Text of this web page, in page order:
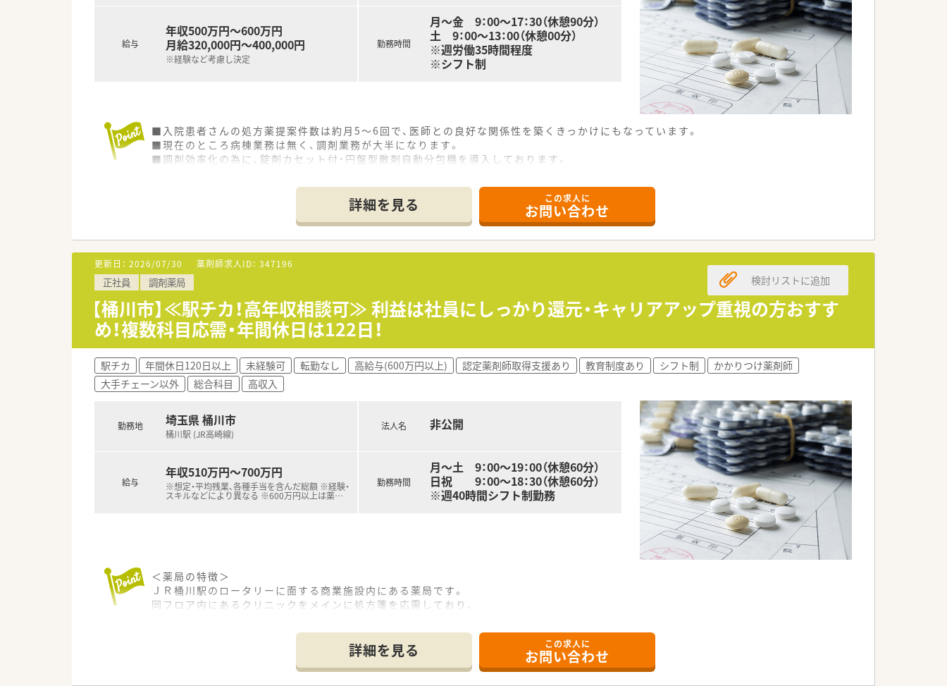
給与
年収500万円～600万円
月給320,000円～400,000円
※経験など考慮し決定
勤務時間
月～金 9：00～17：30（休憩90分）
土 9：00～13：00（休憩00分）
※週労働35時間程度
※シフト制
■入院患者さんの処方薬提案件数は約月5～6回で、医師との良好な関係性を築くきっかけにもなっています。
■現在のところ病棟業務は無く、調剤業務が大半になります。
■調剤効率化の為に、錠剤カセット付・円盤型散剤自動分包機を導入しております。
詳細を見る この求人に
お問い合わせ
更新日： 2026/07/30 薬剤師求人ID： 347196
正社員 調剤薬局
【桶川市】≪駅チカ！高年収相談可≫ 利益は社員にしっかり還元・キャリアアップ重視の方おすす
め！複数科目応需・年間休日は122日！
検討リストに追加
駅チカ 年間休日120日以上 未経験可 転勤なし 高給与(600万円以上) 認定薬剤師取得支援あり 教育制度あり シフト制
かかりつけ薬剤師
大手チェーン以外
総合科目 高収入
勤務地 埼玉県 桶川市
桶川駅 (JR高崎線)
給与
年収510万円～700万円
※想定・平均残業、各種手当を含んだ総額 ※経験・
スキルなどにより異なる ※600万円以上は薬…
法人名 非公開
勤務時間
月～土 9：00～19：00（休憩60分）
日祝 9：00～18：30（休憩60分）
※週40時間シフト制勤務
＜薬局の特徴＞
ＪＲ桶川駅のロータリーに面する商業施設内にある薬局です。
同フロア内にあるクリニックをメインに処方箋を応需しており、
1日平均100～120枚程度を応需しています。
日祝も開局している為、皆さんで交代してお休みをとられています。
詳細を見る この求人に
お問い合わせ